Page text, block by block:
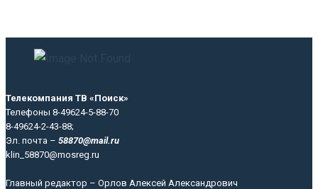
Телекомпания ТВ «Поиск»
Телефоны 8-49624-5-88-70
8-49624-2-43-88;
Эл. почта – 58870@mail.ru
klin_58870@mosreg.ru
Главный редактор – Орлов Алексей Александрович